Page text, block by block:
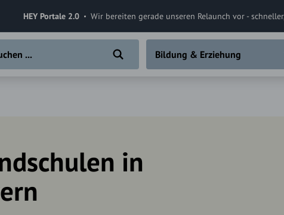
HEY Portale 2.0 Wir bereiten gerade unseren Relaunch vor -
Bildung & Erziehung
in